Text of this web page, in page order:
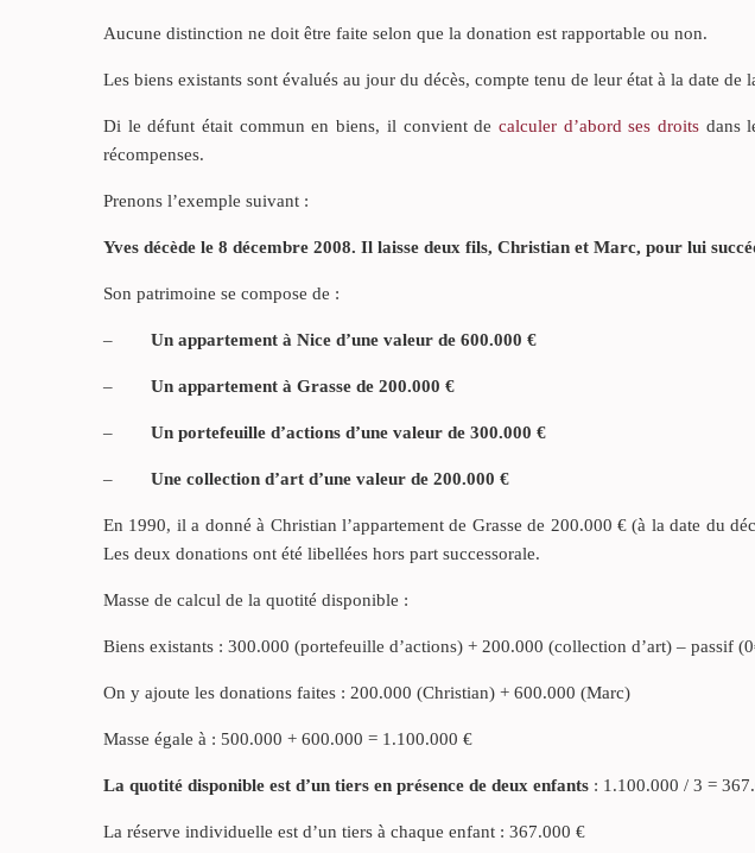
Aucune distinction ne doit être faite selon que la donation est rapportable ou non.
Les biens existants sont évalués au jour du décès, compte tenu de leur état à la date de
Di le défunt était commun en biens, il convient de calculer d’abord ses droits dans
récompenses.
Prenons l’exemple suivant :
Yves décède le 8 décembre 2008. Il laisse deux fils, Christian et Marc, pour lui
Son patrimoine se compose de :
– Un appartement à Nice d’une valeur de 600.000 €
– Un appartement à Grasse de 200.000 €
– Un portefeuille d’actions d’une valeur de 300.000 €
– Une collection d’art d’une valeur de 200.000 €
En 1990, il a donné à Christian l’appartement de Grasse de 200.000 € (à la date du
Les deux donations ont été libellées hors part successorale.
Masse de calcul de la quotité disponible :
Biens existants : 300.000 (portefeuille d’actions) + 200.000 (collection d’art) – passif
On y ajoute les donations faites : 200.000 (Christian) + 600.000 (Marc)
Masse égale à : 500.000 + 600.000 = 1.100.000 €
La quotité disponible est d’un tiers en présence de deux enfants : 1.100.000 / 3 =
La réserve individuelle est d’un tiers à chaque enfant : 367.000 €